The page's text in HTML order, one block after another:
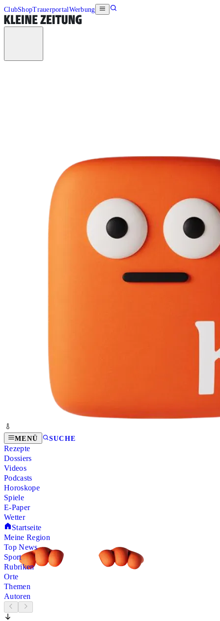
ClubShopTrauerportalWerbung
MENÜ SUCHE
Rezepte
Dossiers
Videos
Podcasts
Horoskope
Spiele
E-Paper
Wetter
Startseite
Meine Region
Top News
Sport
Rubriken
Orte
Themen
Autoren